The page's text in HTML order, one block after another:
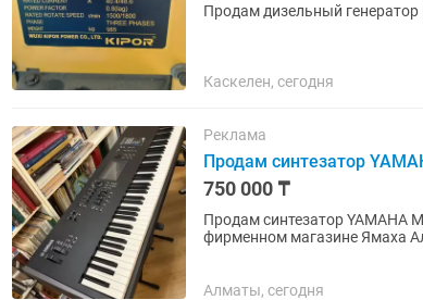
Продам дизельный генератор
Каскелен, сегодня
Реклама
Продам синтезатор
750 000 ₸
Продам синтезатор YAMAHA
фирменном магазине Ямаха
Алматы, сегодня